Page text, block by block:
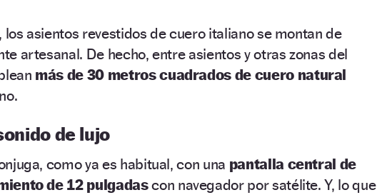
los asientos revestidos de cuero italiano se montan de
artesanal. De hecho, entre asientos y otras zonas del
más de 30 metros cuadrados de cuero natural
de lujo
como ya es habitual, con una pantalla central de
de 12 pulgadascon navegador por satélite. Y, lo que